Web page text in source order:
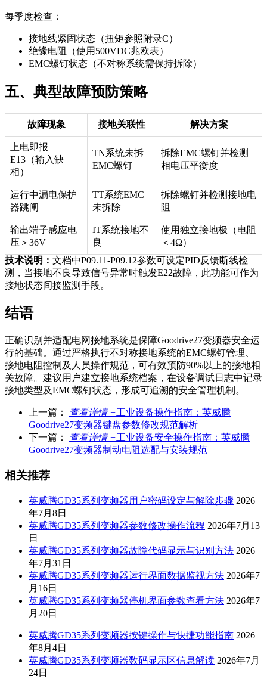
每季度检查：
接地线紧固状态（扭矩参照附录C）
绝缘电阻（使用500VDC兆欧表）
EMC螺钉状态（不对称系统需保持拆除）
五、典型故障预防策略
故障现象 接地关联性 解决方案
上电即报
E13（输入缺
相）
TN系统未拆
EMC螺钉
拆除EMC螺钉并检测
相电压平衡度
运行中漏电保护
器跳闸
TT系统EMC
未拆除
拆除螺钉并检测接地电
阻
输出端子感应电
压＞36V
IT系统接地不
良
使用独立接地极（电阻
＜4Ω）
技术说明： 文档中P09.11-P09.12参数可设定PID反馈断线检
测，当接地不良导致信号异常时触发E22故障，此功能可作为
接地状态间接监测手段。
结语
正确识别并适配电网接地系统是保障Goodrive27变频器安全运
行的基础。通过严格执行不对称接地系统的EMC螺钉管理、
接地电阻控制及人员操作规范，可有效预防90%以上的接地相
关故障。建议用户建立接地系统档案，在设备调试日志中记录
接地类型及EMC螺钉状态，形成可追溯的安全管理机制。
上一篇： 查看详情 +工业设备操作指南：英威腾
Goodrive27变频器键盘参数修改规范解析
下一篇：
查看详情 +工业设备安全操作指南：英威腾
Goodrive27变频器制动电阻选配与安装规范
相关推荐
英威腾GD35系列变频器用户密码设定与解除步骤 2026
年7月8日
英威腾GD35系列变频器参数修改操作流程 2026年7月13
日
英威腾GD35系列变频器故障代码显示与识别方法 2026
年7月31日
英威腾GD35系列变频器运行界面数据监视方法 2026年7
月16日
英威腾GD35系列变频器停机界面参数查看方法 2026年7
月20日
英威腾GD35系列变频器按键操作与快捷功能指南 2026
年8月4日
英威腾GD35系列变频器数码显示区信息解读 2026年7月
24日